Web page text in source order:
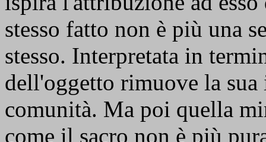
stesso fatto non è più una
stesso. Interpretata in
dell'oggetto rimuove la
comunità. Ma poi quella
come il sacro non è più